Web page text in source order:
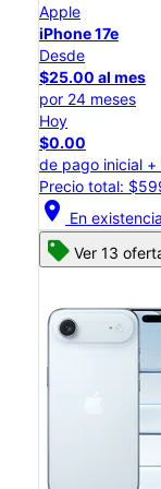
Apple
iPhone 17e
Desde
$25.00 al mes
por 24 meses
Hoy
$0.00
de pago inicial +
Precio total:
location_on En existencia
Ver 13